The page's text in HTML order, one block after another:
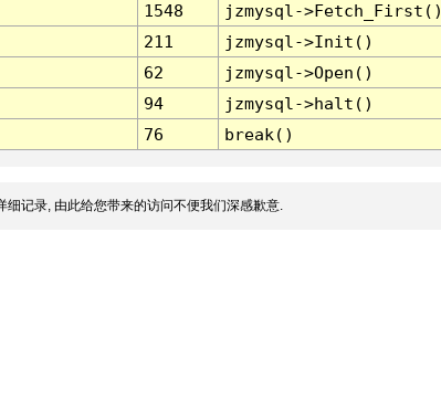
1548
jzmysql-
211
jzmysql->Init()
62
jzmysql->Open()
94
jzmysql->halt()
76 break()
记录, 由此给您带来的访问不便我们深感歉意.